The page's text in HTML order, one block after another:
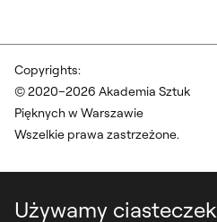
Używamy ciasteczek
Copyrights:
© 2020–2026 Akademia Sztuk
Pięknych w Warszawie
Wszelkie prawa zastrzeżone.